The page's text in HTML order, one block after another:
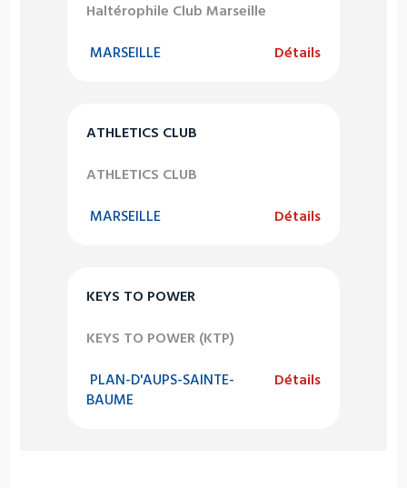
Haltérophile Club Marseille
MARSEILLE Détails
ATHLETICS CLUB
ATHLETICS CLUB
MARSEILLE Détails
KEYS TO POWER
KEYS TO POWER (KTP)
PLAN-D'AUPS-SAINTE-
BAUME
Détails